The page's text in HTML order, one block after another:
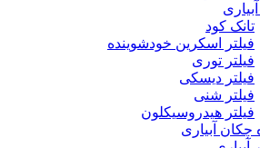
تانک کود
فیلتر اسکرین خودشوینده
فیلتر توری
فیلتر دیسکی
فیلتر شنی
فیلتر هیدروسیکلون
آبیاری